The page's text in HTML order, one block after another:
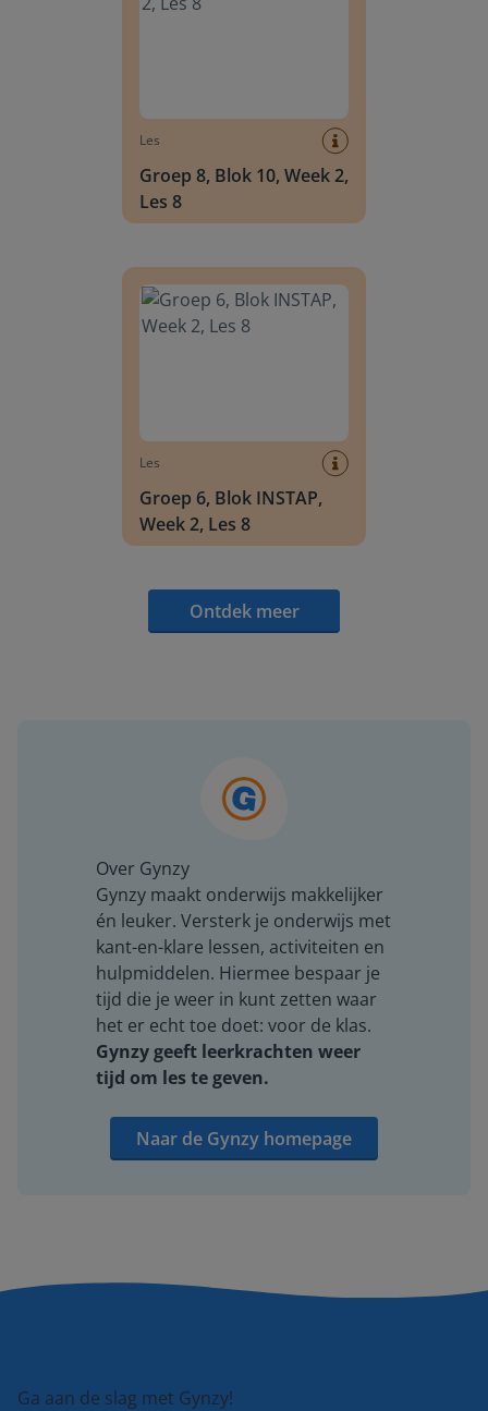
Les
Groep 8, Blok 10, Week 2,
Les 8
Les
Groep 6, Blok INSTAP,
Week 2, Les 8
Ontdek meer
Over Gynzy
Gynzy maakt onderwijs makkelijker
én leuker. Versterk je onderwijs met
kant-en-klare lessen, activiteiten en
hulpmiddelen. Hiermee bespaar je
tijd die je weer in kunt zetten waar
het er echt toe doet: voor de klas.
Gynzy geeft leerkrachten weer
tijd om les te geven.
Naar de Gynzy homepage
Ga aan de slag met Gynzy!